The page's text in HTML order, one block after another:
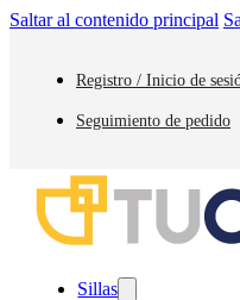
Saltar al contenido principal
Registro / Inicio de
Seguimiento de pedido
Sillas